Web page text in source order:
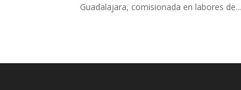
Guadalajara, comisionada en labores de...